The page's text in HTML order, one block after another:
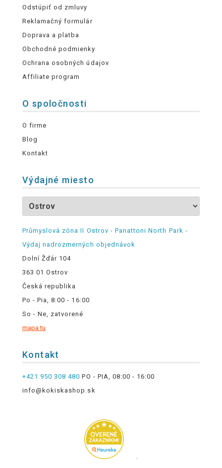
Odstúpiť od zmluvy
Reklamačný formulár
Doprava a platba
Obchodné podmienky
Ochrana osobných údajov
Affiliate program
O spoločnosti
O firme
Blog
Kontakt
Výdajné miesto
Průmyslová zóna II Ostrov - Panattoni North Park -
Výdaj nadrozmerných objednávok
Dolní Žďár 104
363 01 Ostrov
Česká republika
Po - Pia, 8:00 - 16:00
So - Ne, zatvorené
mapa tu
Kontakt
+421 950 308 480 PO - PIA, 08:00 - 16:00
info@kokiskashop.sk
.